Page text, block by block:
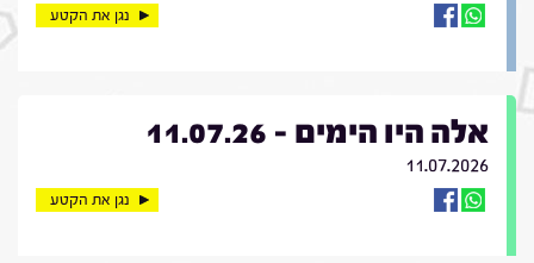
נגן את הקטע
אלה היו הימים - 11.07.26
11.07.2026
נגן את הקטע